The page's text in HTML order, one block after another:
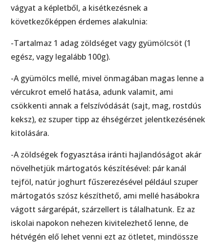
vágyat a képletből, a kisétkezésnek a
következőképpen érdemes alakulnia:
-Tartalmaz 1 adag zöldséget vagy gyümölcsöt (1
egész, vagy legalább 100g).
-A gyümölcs mellé, mivel önmagában magas lenne a
vércukrot emelő hatása, adunk valamit, ami
csökkenti annak a felszívódását (sajt, mag, rostdús
keksz), ez szuper tipp az éhségérzet jelentkezésének
kitolására.
-A zöldségek fogyasztása iránti hajlandóságot akár
növelhetjük mártogatós készítésével: pár kanál
tejföl, natúr joghurt fűszerezésével például szuper
mártogatós szósz készíthető, ami mellé hasábokra
vágott sárgarépát, szárzellert is tálalhatunk. Ez az
iskolai napokon nehezen kivitelezhető lenne, de
hétvégén elő lehet venni ezt az ötletet, mindössze